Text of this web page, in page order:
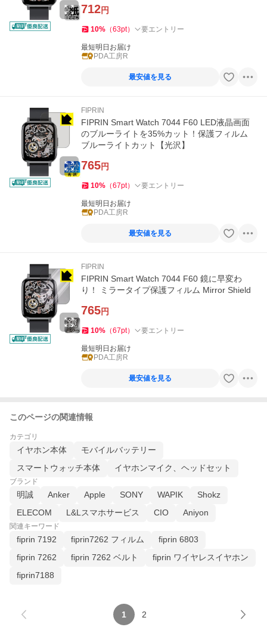
712円
10% （63pt） 要エントリー
最短明日お届け
PDA工房R
最安値を見る
FIPRIN
FIPRIN Smart Watch 7044 F60 LED液晶画面
のブルーライトを35%カット！保護フィルム
ブルーライトカット【光沢】
765円
10% （67pt） 要エントリー
最短明日お届け
PDA工房R
最安値を見る
FIPRIN
FIPRIN Smart Watch 7044 F60 鏡に早変わ
り！ ミラータイプ保護フィルム Mirror Shield
765円
10% （67pt） 要エントリー
最短明日お届け
PDA工房R
最安値を見る
このページの関連情報
カテゴリ
イヤホン本体
モバイルバッテリー
スマートウォッチ本体
イヤホンマイク、ヘッドセット
ブランド
明誠 Anker Apple SONY WAPIK
Shokz
ELECOM
L&Lスマホサービス CIO Aniyon
関連キーワード
fiprin 7192 fiprin7262 フィルム
fiprin 6803
fiprin 7262
fiprin 7262 ベルト
fiprin ワイヤレスイヤホン
fiprin7188
1 2